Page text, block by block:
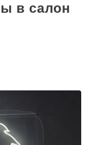
в салон